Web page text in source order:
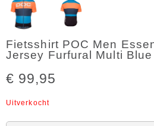
Fietsshirt POC Men
Jersey Furfural Multi Blue
€ 99,95
Uitverkocht